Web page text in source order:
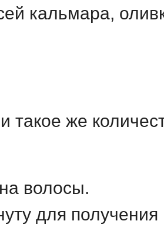
кальмара,
такое же
волосы.
для